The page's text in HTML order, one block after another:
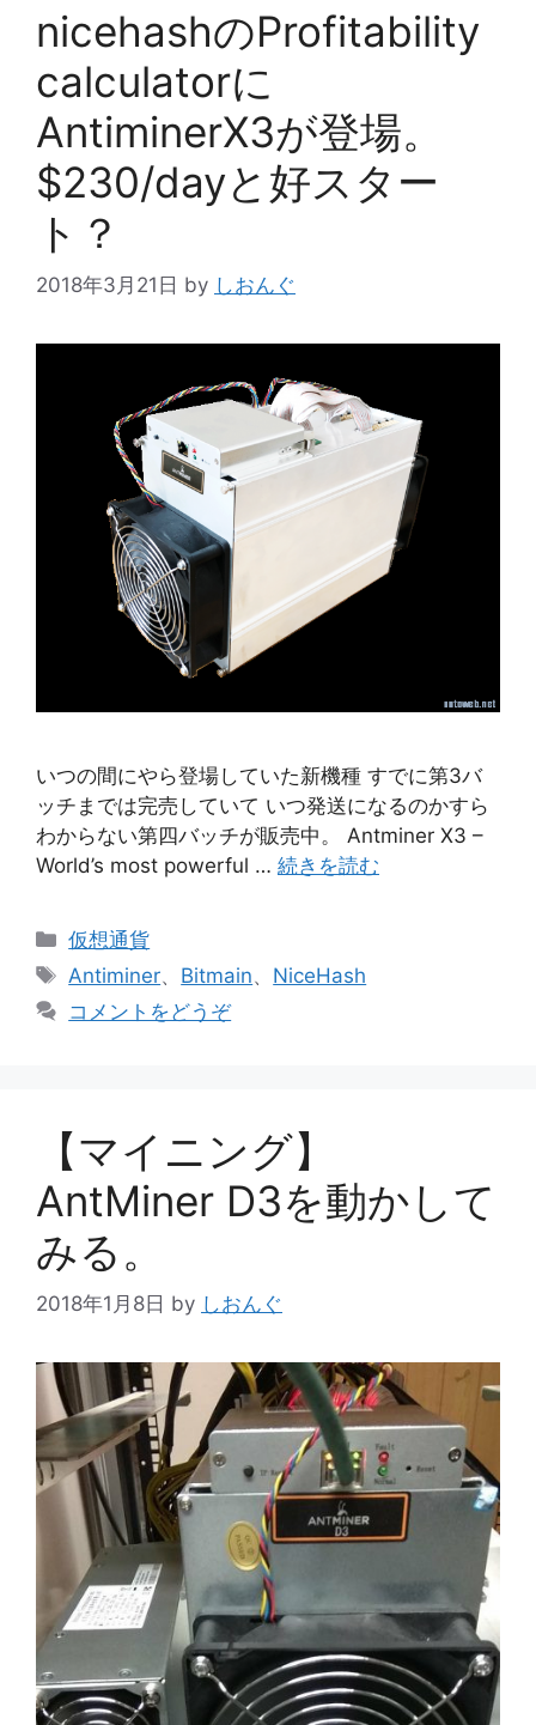
nicehashのProfitability
calculatorに
AntiminerX3が登場。
$230/dayと好スター
ト？
2018年3月21日 by しおんぐ
いつの間にやら登場していた新機種 すでに第3バ
ッチまでは完売していて いつ発送になるのかすら
わからない第四バッチが販売中。 Antminer X3 –
World’s most powerful … 続きを読む
カ
テ
リ
仮想通貨
タ
Antiminer、 Bitmain、 NiceHash
コメントをどうぞ
【マイニング】
AntMiner D3を動かして
みる。
2018年1月8日 by しおんぐ